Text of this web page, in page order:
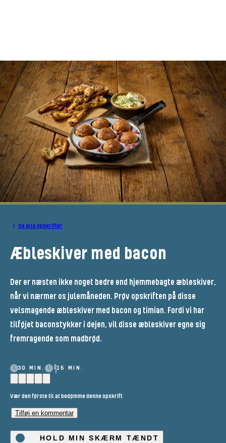
Se alle opskrifter
Æbleskiver med bacon
Der er næsten ikke noget bedre end hjemmebagte æbleskiver,
når vi nærmer os julemåneden. Prøv opskriften på disse
velsmagende æbleskiver med bacon og timian. Fordi vi har
tilføjet baconstykker i dejen, vil disse æbleskiver egne sig
fremragende som madbrød.
30 MIN. 15 MIN.
Vær den første til at bedømme denne opskrift
Tilføj en kommentar
HOLD MIN SKÆRM TÆNDT